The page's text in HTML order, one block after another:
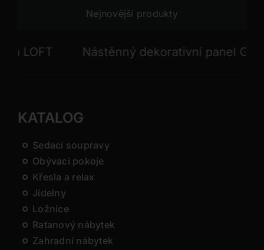
Nejnovější produkty
Nástěnný dekorativní panel GONG
KATALOG
Sedací soupravy
Obývací pokoje
Křesla a relax
Jídelny
Ložnice
Ratanový nábytek
Zahradní nábytek